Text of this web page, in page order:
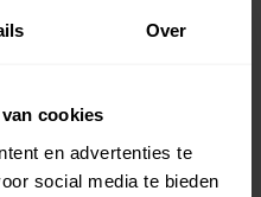
Over
cookies
en advertenties te
social media te bieden
woningen (koopsom
Dit